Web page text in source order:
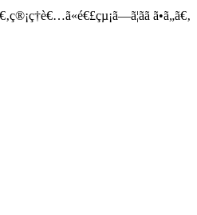
ã•ã„ã€‚